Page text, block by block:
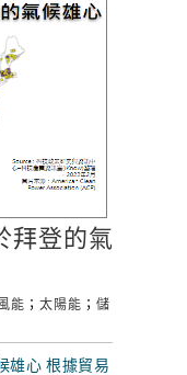
拜登的氣
能 ； 太陽能 ； 儲
雄心 根據貿易